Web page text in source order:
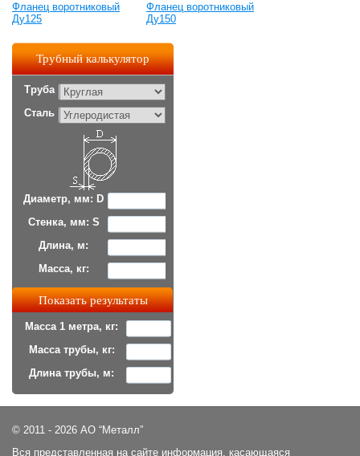
Фланец воротниковый
Ду125
Фланец воротниковый
Ду150
Трубный калькулятор
Труба
Сталь
Диаметр, мм: D
Стенка, мм: S
Длина, м:
Масса, кг:
Масса 1 метра, кг:
Масса трубы, кг:
Длина трубы, м:
© 2011 - 2026 АО “Металл”
Вся представленная на сайте информация, касающаяся